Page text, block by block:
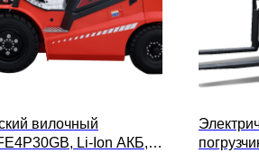
вилочный
Li-Ion АКБ,